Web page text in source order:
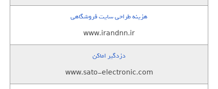
هزینه طراحی سایت فروشگاهی
www.irandnn.ir
دزدگیر اماکن
www.sato-electronic.com